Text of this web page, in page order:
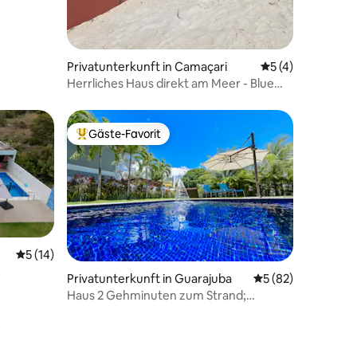
Privatunterkunft in Camaçari
5 (4)
Herrliches Haus direkt am Meer - Blue
Bewertungen
Durchschnittliche Bewertung: 5 von 5, 14 Bewertungen
5 (14)
Beliebter Gäste-Favorit.
Gäste-Favorit
Privatunterkunft in Guarajuba Durchschnittliche
5 (82)
Haus 2 Gehminuten zum Strand;